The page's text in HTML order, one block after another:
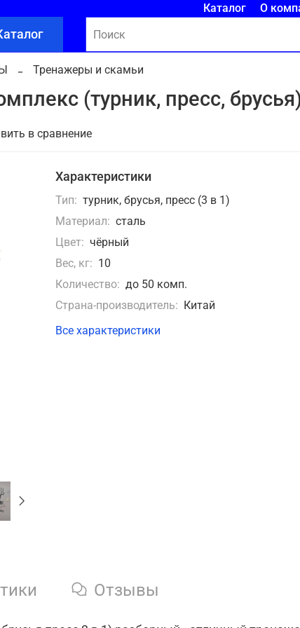
Каталог О
Тренажеры и скамьи
(турник, пресс,
в сравнение
Характеристики
Тип: турник, брусья, пресс (3 в 1)
Материал: сталь
Цвет: чёрный
Вес, кг: 10
Количество: до 50 комп.
Страна-производитель: Китай
Все характеристики
Отзывы